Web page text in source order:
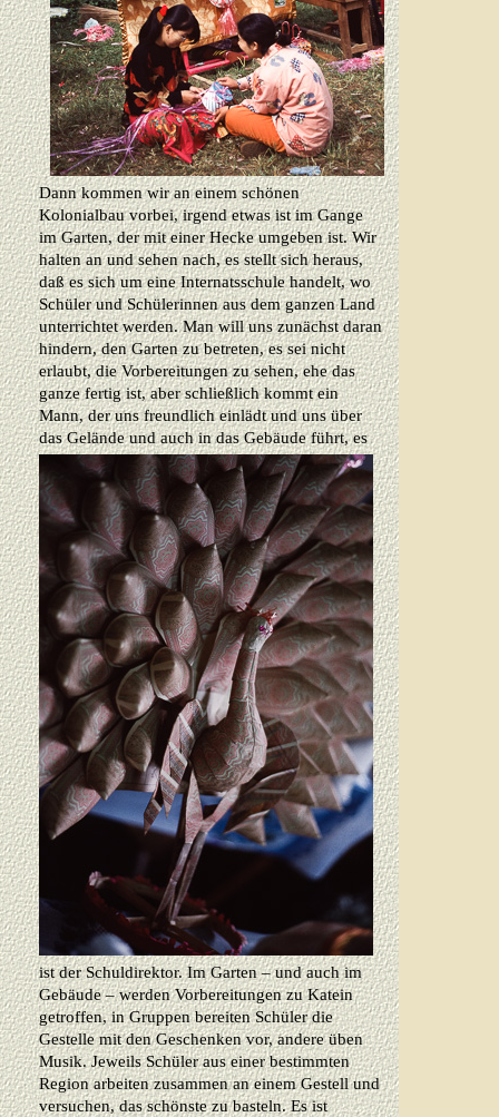
Dann kommen wir an einem schönen
Kolonialbau vorbei, irgend etwas ist im Gange
im Garten, der mit einer Hecke umgeben ist. Wir
halten an und sehen nach, es stellt sich heraus,
daß es sich um eine Internatsschule handelt, wo
Schüler und Schülerinnen aus dem ganzen Land
unterrichtet werden. Man will uns zunächst daran
hindern, den Garten zu betreten, es sei nicht
erlaubt, die Vorbereitungen zu sehen, ehe das
ganze fertig ist, aber schließlich kommt ein
Mann, der uns freundlich einlädt und uns über
das Gelände undauch in das Gebäude führt, es
ist der Schuldirektor. Im Garten – und auch im
Gebäude – werden Vorbereitungen zu Katein
getroffen, in Gruppen bereiten Schüler die
Gestelle mit den Geschenken vor, andere üben
Musik. Jeweils Schüler aus einer bestimmten
Region arbeiten zusammen an einem Gestell und
versuchen, das schönste zu basteln. Es ist